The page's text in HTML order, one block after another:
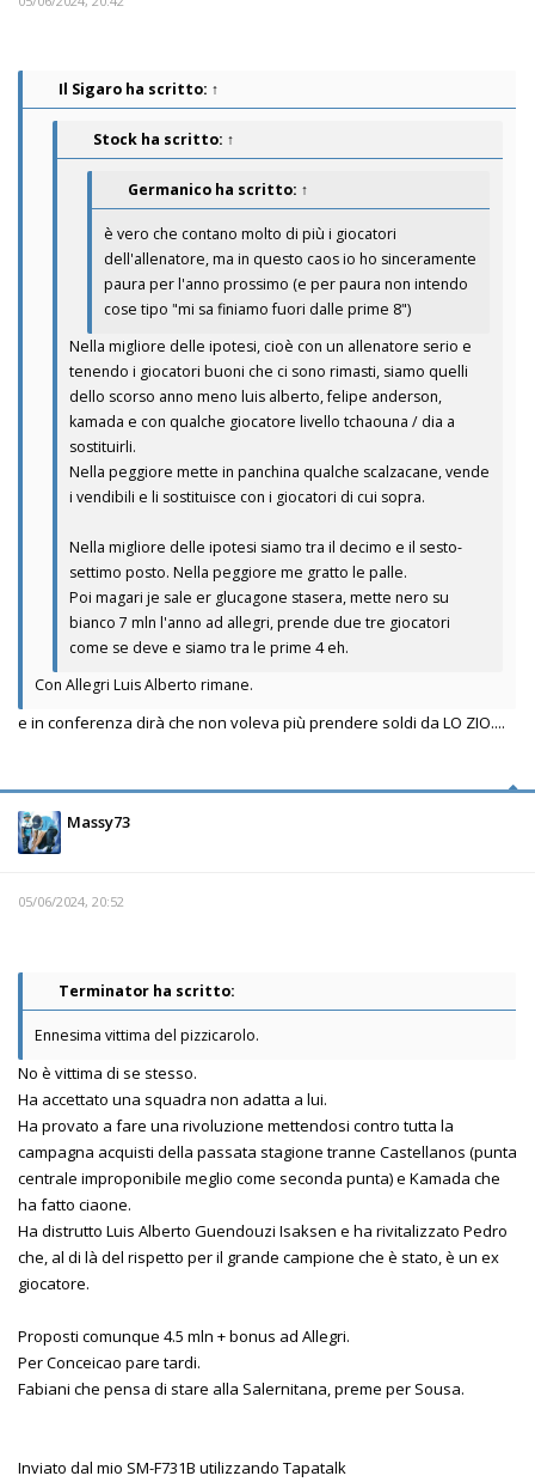
Il Sigaro ha scritto: ↑
Stock ha scritto: ↑
Germanico ha scritto: ↑
è vero che contano molto di più i giocatori
dell'allenatore, ma in questo caos io ho sinceramente
paura per l'anno prossimo (e per paura non intendo
cose tipo "mi sa finiamo fuori dalle prime 8")
Nella migliore delle ipotesi, cioè con un allenatore serio e
tenendo i giocatori buoni che ci sono rimasti, siamo quelli
dello scorso anno meno luis alberto, felipe anderson,
kamada e con qualche giocatore livello tchaouna / dia a
sostituirli.
Nella peggiore mette in panchina qualche scalzacane, vende
i vendibili e li sostituisce con i giocatori di cui sopra.
Nella migliore delle ipotesi siamo tra il decimo e il sesto-
settimo posto. Nella peggiore me gratto le palle.
Poi magari je sale er glucagone stasera, mette nero su
bianco 7 mln l'anno ad allegri, prende due tre giocatori
come se deve e siamo tra le prime 4 eh.
Con Allegri Luis Alberto rimane.
e in conferenza dirà che non voleva più prendere soldi da LO ZIO....
Massy73
05/06/2024, 20:52
Terminator ha scritto:
Ennesima vittima del pizzicarolo.
No è vittima di se stesso.
Ha accettato una squadra non adatta a lui.
Ha provato a fare una rivoluzione mettendosi contro tutta la
campagna acquisti della passata stagione tranne Castellanos (punta
centrale improponibile meglio come seconda punta) e Kamada che
ha fatto ciaone.
Ha distrutto Luis Alberto Guendouzi Isaksen e ha rivitalizzato Pedro
che, al di là del rispetto per il grande campione che è stato, è un ex
giocatore.
Proposti comunque 4.5 mln + bonus ad Allegri.
Per Conceicao pare tardi.
Fabiani che pensa di stare alla Salernitana, preme per Sousa.
Inviato dal mio SM-F731B utilizzando Tapatalk